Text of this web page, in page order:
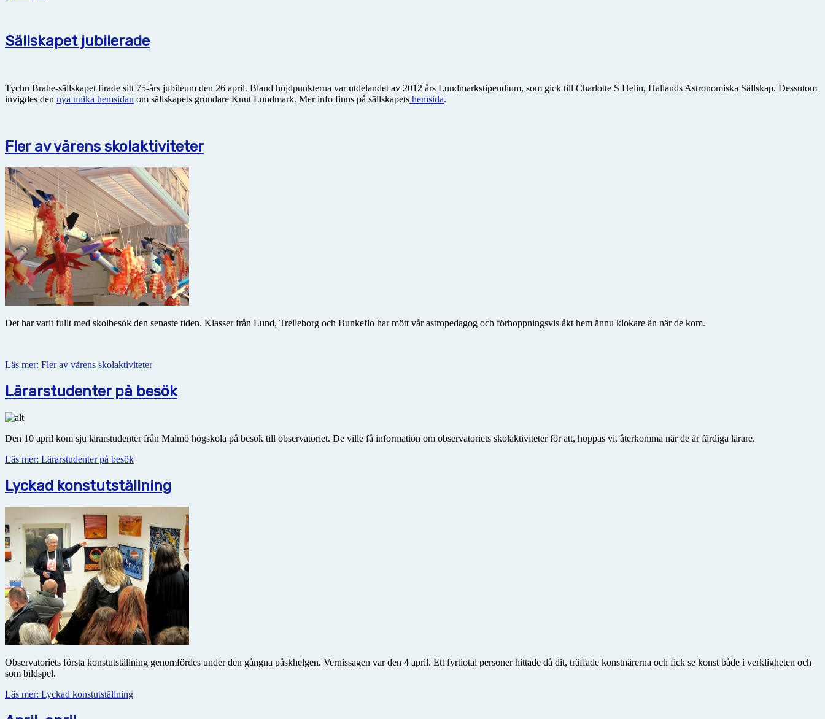
Sällskapet jubilerade
Tycho Brahe-sällskapet firade sitt 75-års jubileum den 26 april. Bland höjdpunkterna var utdelandet av 2012 års Lundmarkstipendium, som gick till Charlotte S Helin, Hallands Astronomiska Sällskap. Dessutom
invigdes den nya unika hemsidan om sällskapets grundare Knut Lundmark. Mer info finns på sällskapets hemsida.
Fler av vårens skolaktiviteter
Det har varit fullt med skolbesök den senaste tiden. Klasser från Lund, Trelleborg och Bunkeflo har mött vår astropedagog och förhoppningsvis åkt hem ännu klokare än när de kom.
Läs mer: Fler av vårens skolaktiviteter
Lärarstudenter på besök
Den 10 april kom sju lärarstudenter från Malmö högskola på besök till observatoriet. De ville få information om observatoriets skolaktiviteter för att, hoppas vi, återkomma när de är färdiga lärare.
Läs mer: Lärarstudenter på besök
Lyckad konstutställning
Observatoriets första konstutställning genomfördes under den gångna påskhelgen. Vernissagen var den 4 april. Ett fyrtiotal personer hittade då dit, träffade konstnärerna och fick se konst både i verkligheten och
som bildspel.
Läs mer: Lyckad konstutställning